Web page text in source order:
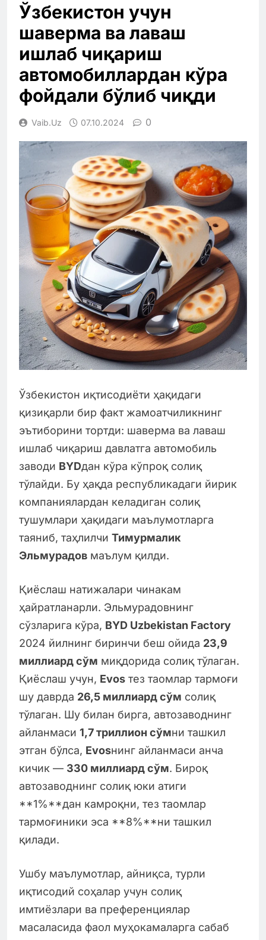
Ўзбекистон учун
шаверма ва лаваш
ишлаб чиқариш
автомобиллардан кўра
фойдали бўлиб чиқди
Vaib.uz 07.10.2024 0
Ўзбекистон иқтисодиёти ҳақидаги
қизиқарли бир факт жамоатчиликнинг
эътиборини тортди: шаверма ва лаваш
ишлаб чиқариш давлатга автомобиль
заводи BYDдан кўра кўпроқ солиқ
тўлайди. Бу ҳақда республикадаги йирик
компаниялардан келадиган солиқ
тушумлари ҳақидаги маълумотларга
таяниб, таҳлилчи Тимурмалик
Эльмурадов маълум қилди.
Қиёслаш натижалари чинакам
ҳайратланарли. Эльмурадовнинг
сўзларига кўра, BYD Uzbekistan Factory
2024 йилнинг биринчи беш ойида 23,9
миллиард сўм миқдорида солиқ тўлаган.
Қиёслаш учун, Evos тез таомлар тармоғи
шу даврда 26,5 миллиард сўм солиқ
тўлаган. Шу билан бирга, автозаводнинг
айланмаси 1,7 триллион сўмни ташкил
этган бўлса, Evosнинг айланмаси анча
кичик — 330 миллиард сўм. Бироқ
автозаводнинг солиқ юки атиги
**1%**дан камроқни, тез таомлар
тармоғиники эса **8%**ни ташкил
қилади.
Ушбу маълумотлар, айниқса, турли
иқтисодий соҳалар учун солиқ
имтиёзлари ва преференциялар
масаласида фаол муҳокамаларга сабаб